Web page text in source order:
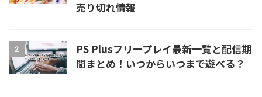
売り切れ情報
2
PS Plusフリープレイ最新一覧と配信期
間まとめ！いつからいつまで遊べる？